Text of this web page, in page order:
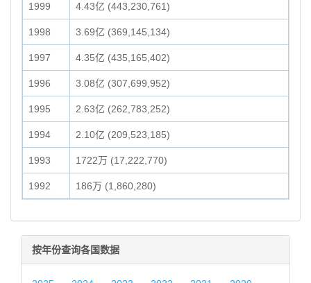
1999 4.43亿 (443,230,761)
1998 3.69亿 (369,145,134)
1997 4.35亿 (435,165,402)
1996 3.08亿 (307,699,952)
1995 2.63亿 (262,783,252)
1994 2.10亿 (209,523,185)
1993 1722万 (17,222,770)
1992 186万 (1,860,280)
按年份查询各国数据